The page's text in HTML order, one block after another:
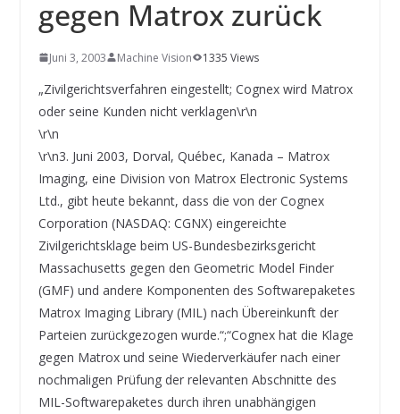
SYSTEMS WIRD EYYES
positioning of industrial cameras
gegen Matrox zurück
Juni 3, 2003 Machine Vision 1335 Views
„Zivilgerichtsverfahren eingestellt; Cognex wird Matrox
oder seine Kunden nicht verklagen\r\n
\r\n
\r\n3. Juni 2003, Dorval, Québec, Kanada – Matrox
Imaging, eine Division von Matrox Electronic Systems
Ltd., gibt heute bekannt, dass die von der Cognex
Corporation (NASDAQ: CGNX) eingereichte
Zivilgerichtsklage beim US-Bundesbezirksgericht
Massachusetts gegen den Geometric Model Finder
(GMF) und andere Komponenten des Softwarepaketes
Matrox Imaging Library (MIL) nach Übereinkunft der
Parteien zurückgezogen wurde.“;“Cognex hat die Klage
gegen Matrox und seine Wiederverkäufer nach einer
nochmaligen Prüfung der relevanten Abschnitte des
MIL-Softwarepaketes durch ihren unabhängigen